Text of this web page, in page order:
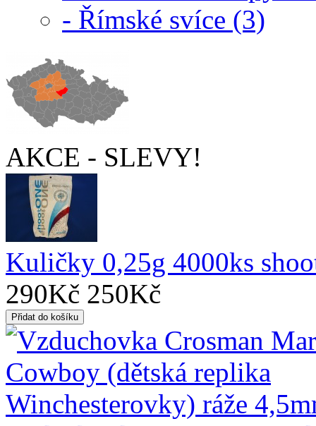
- Římské svíce (3)
AKCE - SLEVY!
Kuličky 0,25g 4000ks
290Kč 250Kč